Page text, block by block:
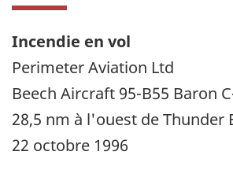
Incendie en vol
Perimeter Aviation Ltd
Beech Aircraft 95-B55 Baron
28,5 nm à l'ouest de Thunder
22 octobre 1996